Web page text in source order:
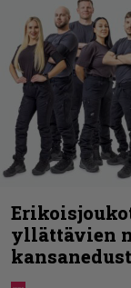
yllättävien